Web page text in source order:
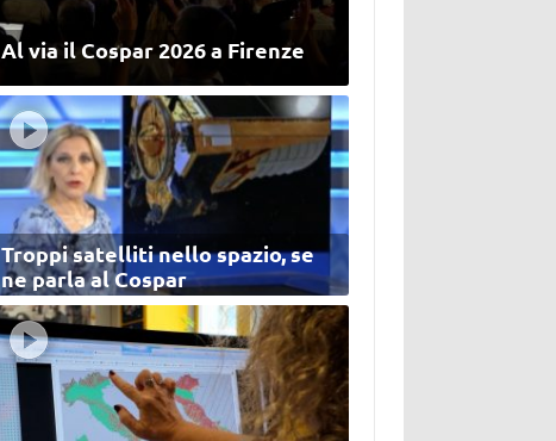
Al via il Cospar 2026 a Firenze
Troppi satelliti nello spazio, se
ne parla al Cospar